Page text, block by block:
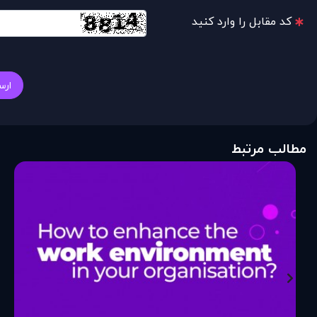
کد مقابل را وارد کنید
مطالب مرتبط